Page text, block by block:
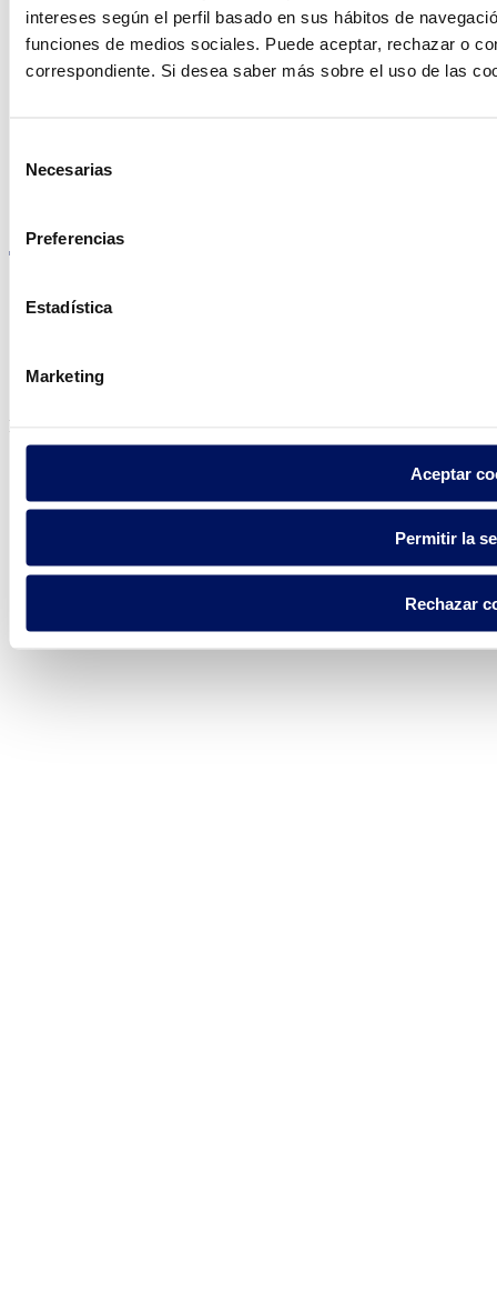
intereses según el perfil basado en sus hábitos de
funciones de medios sociales. Puede aceptar, rechazar o
correspondiente. Si desea saber más sobre el uso de las
Necesarias
Preferencias
Estadística
Marketing
Aceptar
Permitir la
Rechazar
Encuentre Fluidra
en su país
Aviso legal
Política de cookies
Fluidra S.A. 2025